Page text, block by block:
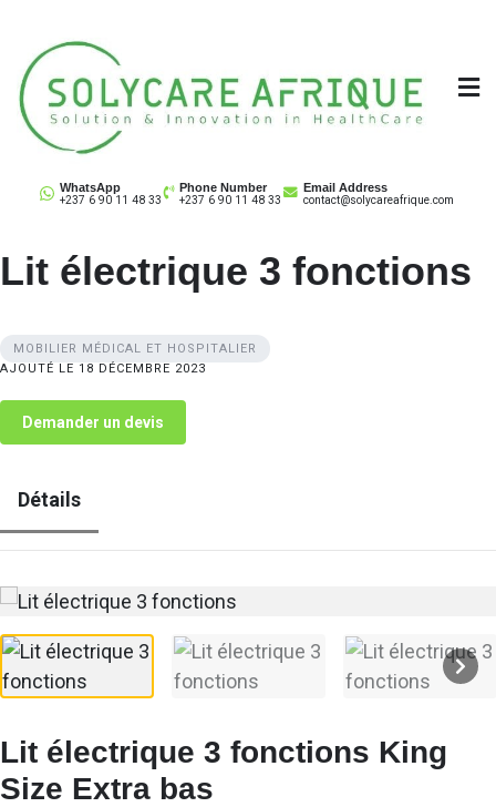
content
Solycare Afrique
Matériel & équipement médical au Cameroun
WhatsApp
+237 6 90 11 48 33
Phone Number
+237 6 90 11 48 33
Email Address
contact@solycareafrique.com
Lit électrique 3 fonctions
MOBILIER MÉDICAL ET HOSPITALIER
AJOUTÉ LE 18 DÉCEMBRE 2023
Demander un devis
Détails
Lit électrique 3 fonctions King
Size Extra bas